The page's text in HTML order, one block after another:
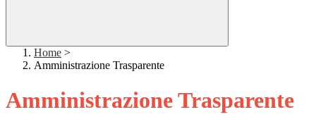
Home >
Amministrazione Trasparente
Amministrazione Trasparente